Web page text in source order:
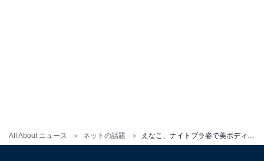
All About ニュース ネットの話題